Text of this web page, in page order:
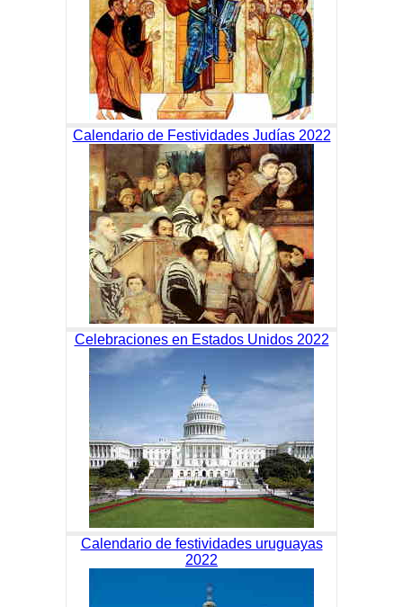
Calendario de Festividades Judías 2022
Celebraciones en Estados Unidos 2022
Calendario de festividades uruguayas
2022